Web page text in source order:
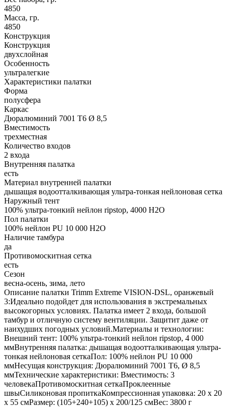
4850
Масса, гр.
4850
Конструкция
Конструкция
двухслойная
Особенность
ультралегкие
Характеристики палатки
Форма
полусфера
Каркас
Дюралюминий 7001 T6 Ø 8,5
Вместимость
трехместная
Количество входов
2 входа
Внутренняя палатка
есть
Материал внутренней палатки
дышащая водоотталкивающая ультра-тонкая нейлоновая сетка
Наружный тент
100% ультра-тонкий нейлон ripstop, 4000 H2O
Пол палатки
100% нейлон PU 10 000 H2O
Наличие тамбура
да
Противомоскитная сетка
есть
Сезон
весна-осень, зима, лето
Описание палатки Trimm Extreme VISION-DSL, оранжевый
3:Идеально подойдет для использования в экстремальных
высокогорных условиях. Палатка имеет 2 входа, большой
тамбур и отличную систему вентиляции. Защитит даже от
наихудших погодных условий.Материалы и технологии:
Внешний тент: 100% ультра-тонкий нейлон ripstop, 4 000
ммВнутренняя палатка: дышащая водоотталкивающая ультра-
тонкая нейлоновая сеткаПол: 100% нейлон PU 10 000
ммНесущая конструкция: Дюралюминий 7001 T6, Ø 8,5
ммТехнические характеристики: Вместимость: 3
человекаПротивомоскитная сеткаПроклеенные
швыСиликоновая пропиткаКомпрессионная упаковка: 20 x 20
х 55 смРазмер: (105+240+105) x 200/125 смВес: 3800 г